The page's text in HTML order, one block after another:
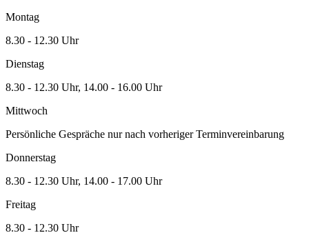
Montag
8.30 - 12.30 Uhr
Dienstag
8.30 - 12.30 Uhr, 14.00 - 16.00 Uhr
Mittwoch
Persönliche Gespräche nur nach vorheriger Terminvereinbarung
Donnerstag
8.30 - 12.30 Uhr, 14.00 - 17.00 Uhr
Freitag
8.30 - 12.30 Uhr